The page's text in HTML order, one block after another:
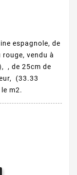
espagnole, de
vendu à
, de 25cm de
(33.33
m2.